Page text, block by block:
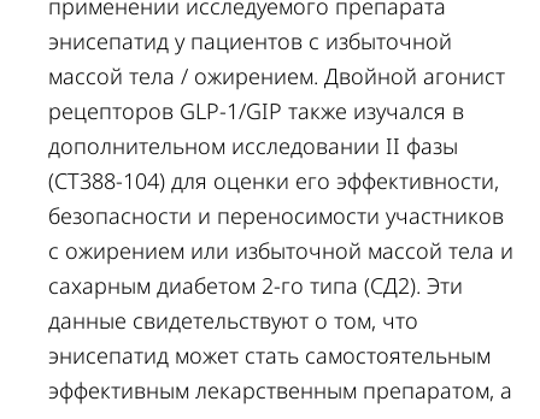
применении исследуемого препарата
энисепатид у пациентов с избыточной
массой тела / ожирением. Двойной агонист
рецепторов GLP-1/GIP также изучался в
дополнительном исследовании II фазы
(CT388-104) для оценки его эффективности,
безопасности и переносимости участников
с ожирением или избыточной массой тела и
сахарным диабетом 2-го типа (СД2). Эти
данные свидетельствуют о том, что
энисепатид может стать самостоятельным
эффективным лекарственным препаратом, а